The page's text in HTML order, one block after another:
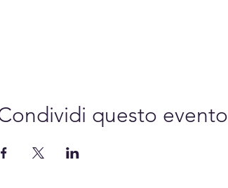
questo evento